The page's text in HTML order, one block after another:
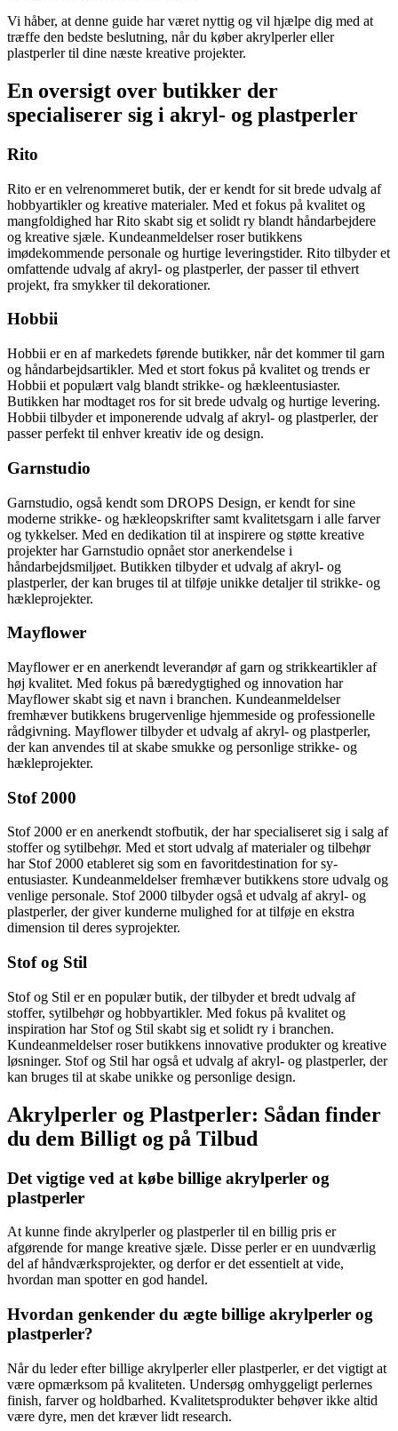
Vi håber, at denne guide har været nyttig og vil hjælpe dig med at
træffe den bedste beslutning, når du køber akrylperler eller
plastperler til dine næste kreative projekter.
En oversigt over butikker der
specialiserer sig i akryl- og plastperler
Rito
Rito er en velrenommeret butik, der er kendt for sit brede udvalg af
hobbyartikler og kreative materialer. Med et fokus på kvalitet og
mangfoldighed har Rito skabt sig et solidt ry blandt håndarbejdere
og kreative sjæle. Kundeanmeldelser roser butikkens
imødekommende personale og hurtige leveringstider. Rito tilbyder et
omfattende udvalg af akryl- og plastperler, der passer til ethvert
projekt, fra smykker til dekorationer.
Hobbii
Hobbii er en af markedets førende butikker, når det kommer til garn
og håndarbejdsartikler. Med et stort fokus på kvalitet og trends er
Hobbii et populært valg blandt strikke- og hækleentusiaster.
Butikken har modtaget ros for sit brede udvalg og hurtige levering.
Hobbii tilbyder et imponerende udvalg af akryl- og plastperler, der
passer perfekt til enhver kreativ ide og design.
Garnstudio
Garnstudio, også kendt som DROPS Design, er kendt for sine
moderne strikke- og hækleopskrifter samt kvalitetsgarn i alle farver
og tykkelser. Med en dedikation til at inspirere og støtte kreative
projekter har Garnstudio opnået stor anerkendelse i
håndarbejdsmiljøet. Butikken tilbyder et udvalg af akryl- og
plastperler, der kan bruges til at tilføje unikke detaljer til strikke- og
hækleprojekter.
Mayflower
Mayflower er en anerkendt leverandør af garn og strikkeartikler af
høj kvalitet. Med fokus på bæredygtighed og innovation har
Mayflower skabt sig et navn i branchen. Kundeanmeldelser
fremhæver butikkens brugervenlige hjemmeside og professionelle
rådgivning. Mayflower tilbyder et udvalg af akryl- og plastperler,
der kan anvendes til at skabe smukke og personlige strikke- og
hækleprojekter.
Stof 2000
Stof 2000 er en anerkendt stofbutik, der har specialiseret sig i salg af
stoffer og sytilbehør. Med et stort udvalg af materialer og tilbehør
har Stof 2000 etableret sig som en favoritdestination for sy-
entusiaster. Kundeanmeldelser fremhæver butikkens store udvalg og
venlige personale. Stof 2000 tilbyder også et udvalg af akryl- og
plastperler, der giver kunderne mulighed for at tilføje en ekstra
dimension til deres syprojekter.
Stof og Stil
Stof og Stil er en populær butik, der tilbyder et bredt udvalg af
stoffer, sytilbehør og hobbyartikler. Med fokus på kvalitet og
inspiration har Stof og Stil skabt sig et solidt ry i branchen.
Kundeanmeldelser roser butikkens innovative produkter og kreative
løsninger. Stof og Stil har også et udvalg af akryl- og plastperler, der
kan bruges til at skabe unikke og personlige design.
Akrylperler og Plastperler: Sådan finder
du dem Billigt og på Tilbud
Det vigtige ved at købe billige akrylperler og
plastperler
At kunne finde akrylperler og plastperler til en billig pris er
afgørende for mange kreative sjæle. Disse perler er en uundværlig
del af håndværksprojekter, og derfor er det essentielt at vide,
hvordan man spotter en god handel.
Hvordan genkender du ægte billige akrylperler og
plastperler?
Når du leder efter billige akrylperler eller plastperler, er det vigtigt at
være opmærksom på kvaliteten. Undersøg omhyggeligt perlernes
finish, farver og holdbarhed. Kvalitetsprodukter behøver ikke altid
være dyre, men det kræver lidt research.